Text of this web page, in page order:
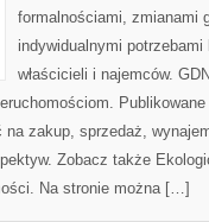
formalnościami, zmianami
indywidualnymi
właścicieli i najemców.
Publikowane
zakup, sprzedaż,
Zobacz także
Na stronie można […]